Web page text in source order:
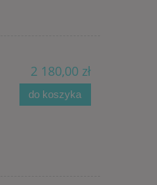
2 180,00 zł
do koszyka